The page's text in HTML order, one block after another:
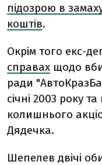
підозрою в
коштів.
Окрім того екс-
справах щодо
ради
січні 2003 року
колишнього
Дядечка.
Шепелев двічі